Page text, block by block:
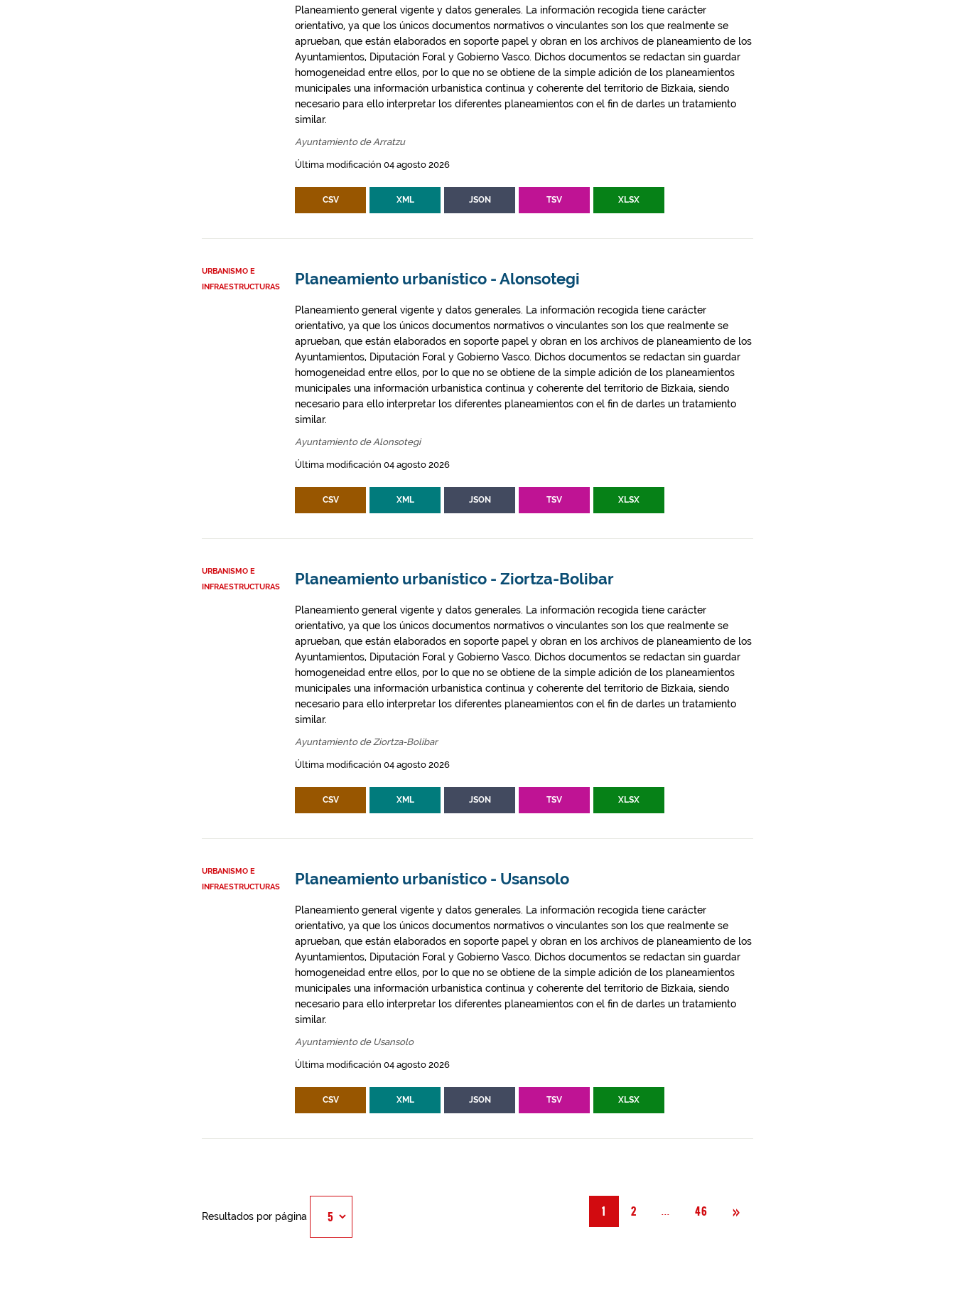
Planeamiento general vigente y datos generales. La información recogida tiene carácter
orientativo, ya que los únicos documentos normativos o vinculantes son los que realmente se
aprueban, que están elaborados en soporte papel y obran en los archivos de planeamiento de los
Ayuntamientos, Diputación Foral y Gobierno Vasco. Dichos documentos se redactan sin guardar
homogeneidad entre ellos, por lo que no se obtiene de la simple adición de los planeamientos
municipales una información urbanística continua y coherente del territorio de Bizkaia, siendo
necesario para ello interpretar los diferentes planeamientos con el fin de darles un tratamiento
similar.
Ayuntamiento de Arratzu
Última modificación 04 agosto 2026
CSV XML JSON TSV XLSX
URBANISMO E
INFRAESTRUCTURAS
Planeamiento urbanístico - Alonsotegi
Planeamiento general vigente y datos generales. La información recogida tiene carácter
orientativo, ya que los únicos documentos normativos o vinculantes son los que realmente se
aprueban, que están elaborados en soporte papel y obran en los archivos de planeamiento de los
Ayuntamientos, Diputación Foral y Gobierno Vasco. Dichos documentos se redactan sin guardar
homogeneidad entre ellos, por lo que no se obtiene de la simple adición de los planeamientos
municipales una información urbanística continua y coherente del territorio de Bizkaia, siendo
necesario para ello interpretar los diferentes planeamientos con el fin de darles un tratamiento
similar.
Ayuntamiento de Alonsotegi
Última modificación 04 agosto 2026
CSV XML JSON TSV XLSX
URBANISMO E
INFRAESTRUCTURAS
Planeamiento urbanístico - Ziortza-Bolibar
Planeamiento general vigente y datos generales. La información recogida tiene carácter
orientativo, ya que los únicos documentos normativos o vinculantes son los que realmente se
aprueban, que están elaborados en soporte papel y obran en los archivos de planeamiento de los
Ayuntamientos, Diputación Foral y Gobierno Vasco. Dichos documentos se redactan sin guardar
homogeneidad entre ellos, por lo que no se obtiene de la simple adición de los planeamientos
municipales una información urbanística continua y coherente del territorio de Bizkaia, siendo
necesario para ello interpretar los diferentes planeamientos con el fin de darles un tratamiento
similar.
Ayuntamiento de Ziortza-Bolibar
Última modificación 04 agosto 2026
CSV XML JSON TSV XLSX
URBANISMO E
INFRAESTRUCTURAS
Planeamiento urbanístico - Usansolo
Planeamiento general vigente y datos generales. La información recogida tiene carácter
orientativo, ya que los únicos documentos normativos o vinculantes son los que realmente se
aprueban, que están elaborados en soporte papel y obran en los archivos de planeamiento de los
Ayuntamientos, Diputación Foral y Gobierno Vasco. Dichos documentos se redactan sin guardar
homogeneidad entre ellos, por lo que no se obtiene de la simple adición de los planeamientos
municipales una información urbanística continua y coherente del territorio de Bizkaia, siendo
necesario para ello interpretar los diferentes planeamientos con el fin de darles un tratamiento
similar.
Ayuntamiento de Usansolo
Última modificación 04 agosto 2026
CSV XML JSON TSV XLSX
1 2 ... 46 »
Resultados por página